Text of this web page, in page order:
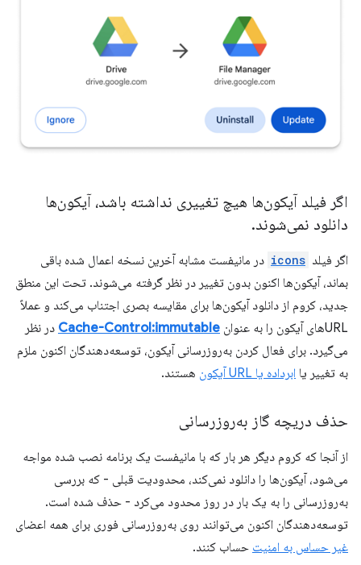
اگر فیلد آیکون‌ها هیچ تغییری نداشته باشد، آیکون‌ها
دانلود نمی‌شوند.
اگر فیلد icons در مانیفست مشابه آخرین نسخه اعمال شده باقی
بماند، آیکون‌ها اکنون بدون تغییر در نظر گرفته می‌شوند. تحت این منطق
جدید، کروم از دانلود آیکون‌ها برای مقایسه بصری اجتناب می‌کند و عملاً
URLهای آیکون را به عنوان
Cache-Control:immutable در نظر
می‌گیرد. برای فعال کردن به‌روزرسانی آیکون، توسعه‌دهندگان اکنون ملزم
به تغییر یا ابرداده یا URL آیکون هستند.
حذف دریچه گاز به‌روزرسانی
از آنجا که کروم دیگر هر بار که با مانیفست یک برنامه نصب شده مواجه
می‌شود، آیکون‌ها را دانلود نمی‌کند، محدودیت قبلی - که بررسی
به‌روزرسانی را به یک بار در روز محدود می‌کرد - حذف شده است.
توسعه‌دهندگان اکنون می‌توانند روی به‌روزرسانی فوری برای همه اعضای
غیر حساس به امنیت حساب کنند.